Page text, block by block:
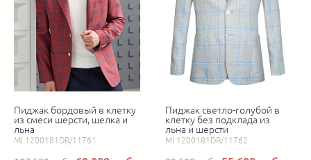
Пиджак бордовый в клетку
из смеси шерсти, шелка и
льна
MI 1200181DR/11761
Пиджак светло-голубой в
клетку без подклада из
льна и шерсти
MI 1200181DR/11762